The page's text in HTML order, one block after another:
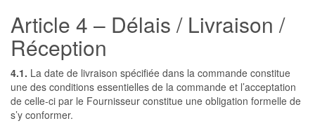
Article 4 – Délais / Livraison /
Réception
4.1. La date de livraison spécifiée dans la commande constitue
une des conditions essentielles de la commande et l’acceptation
de celle-ci par le Fournisseur constitue une obligation formelle de
s’y conformer.